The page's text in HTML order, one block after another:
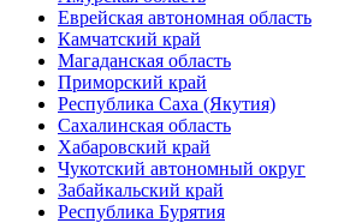
Еврейская автономная область
Камчатский край
Магаданская область
Приморский край
Республика Саха (Якутия)
Сахалинская область
Хабаровский край
Чукотский автономный округ
Забайкальский край
Республика Бурятия